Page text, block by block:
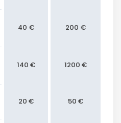
40 € 200 €
140 € 1200 €
20 € 50 €